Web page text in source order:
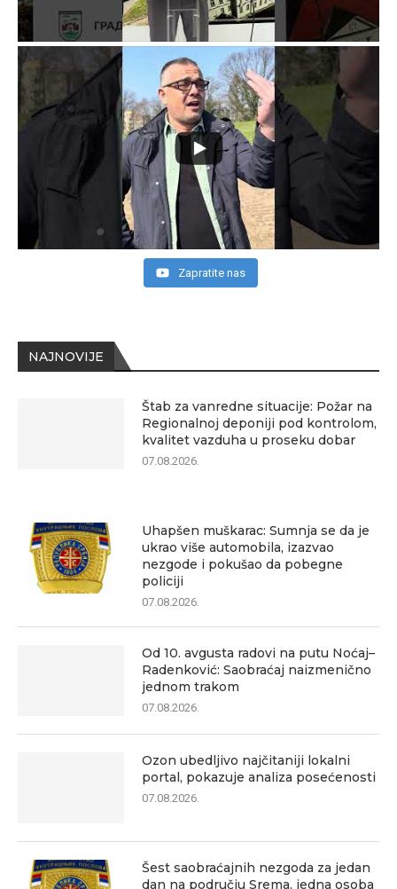
NAJNOVIJE
Štab za vanredne situacije: Požar na
Regionalnoj deponiji pod kontrolom,
kvalitet vazduha u proseku dobar
07.08.2026.
Uhapšen muškarac: Sumnja se da je
ukrao više automobila, izazvao
nezgode i pokušao da pobegne
policiji
07.08.2026.
Od 10. avgusta radovi na putu Noćaj–
Radenković: Saobraćaj naizmenično
jednom trakom
07.08.2026.
Ozon ubedljivo najčitaniji lokalni
portal, pokazuje analiza posećenosti
07.08.2026.
Šest saobraćajnih nezgoda za jedan
dan na području Srema, jedna osoba
Zapratite nas